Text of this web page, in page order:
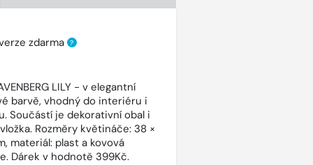
zdarma ?
LILY - v elegantní
barvě, vhodný do interiéru i
Součástí je dekorativní obal i
Rozměry květináče: 38 ×
materiál: plast a kovová
Dárek v hodnotě 399Kč.